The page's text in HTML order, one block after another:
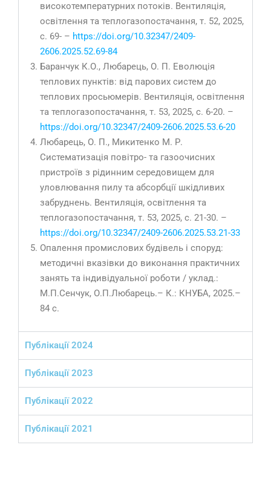
високотемпературних потоків. Вентиляція,
освітлення та теплогазопостачання, т. 52, 2025,
с. 69- – https://doi.org/10.32347/2409-
2606.2025.52.69-84
Баранчук К.О., Любарець, О. П. Еволюція
теплових пунктів: від парових систем до
теплових просьюмерів. Вентиляція, освітлення
та теплогазопостачання, т. 53, 2025, с. 6-20. –
https://doi.org/10.32347/2409-2606.2025.53.6-20
Любарець, О. П., Микитенко М. Р.
Систематизація повітро- та газоочисних
пристроїв з рідинним середовищем для
уловлювання пилу та абсорбції шкідливих
забруднень. Вентиляція, освітлення та
теплогазопостачання, т. 53, 2025, с. 21-30. –
https://doi.org/10.32347/2409-2606.2025.53.21-33
Опалення промислових будівель і споруд:
методичні вказiвки до виконання практичних
занять та індивідуальної роботи / уклад.:
М.П.Сенчук, О.П.Любарець.– К.: КНУБА, 2025.–
84 с.
Публікації 2024
Публікації 2023
Публікації 2022
Публікації 2021